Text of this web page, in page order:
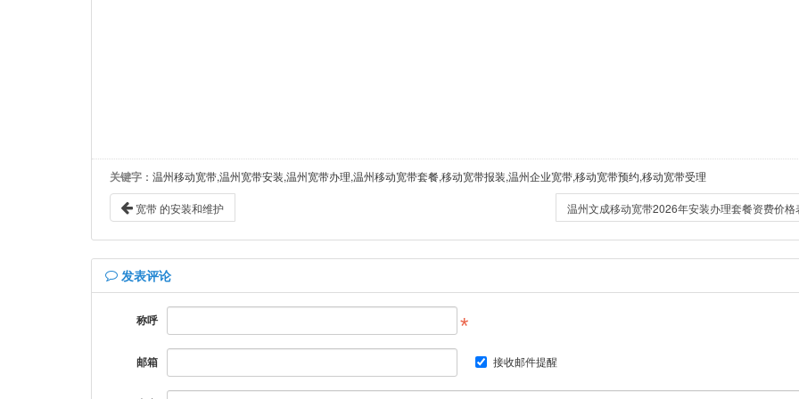
关键字 ：温州移动宽带,温州宽带安装,温州宽带办理,温州移动宽带套餐,移动宽带报装,温州企业宽带,移动宽带预约,移动宽带受理
宽带 的安装和维护 温州文成移动宽带2026年安装办理套餐资费价格
发表评论
称呼
邮箱 接收邮件提醒